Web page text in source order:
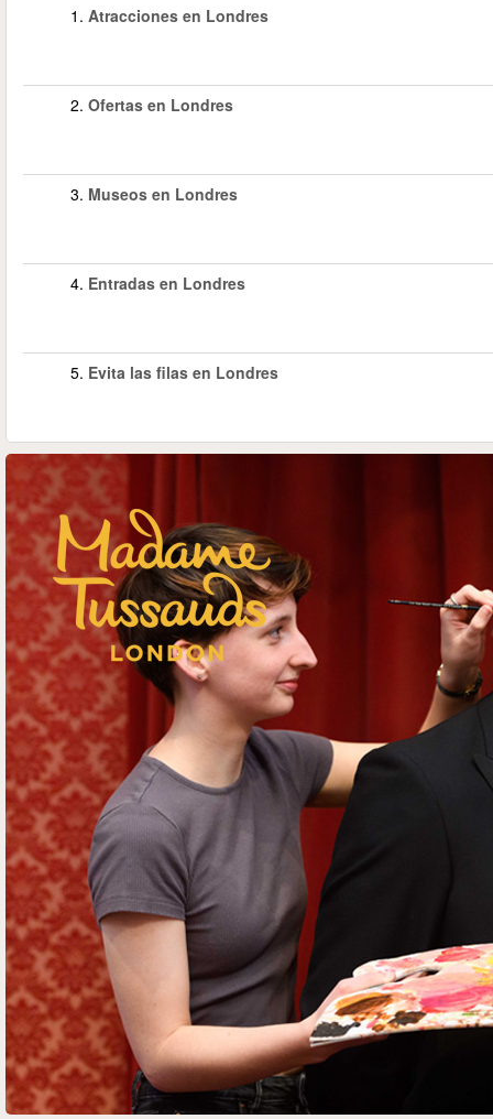
1. Atracciones en Londres
2. Ofertas en Londres
3. Museos en Londres
4. Entradas en Londres
5. Evita las filas en Londres